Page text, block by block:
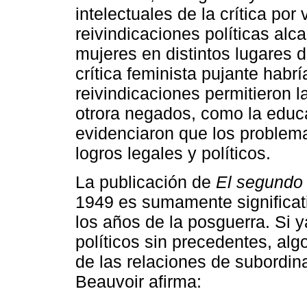
intelectuales de la crítica por
reivindicaciones políticas
mujeres en distintos lugares
crítica feminista pujante
reivindicaciones permitieron
otrora negados, como la
evidenciaron que los
logros legales y políticos.
La publicación de El
1949 es sumamente
los años de la posguerra. Si
políticos sin precedentes,
de las relaciones de
Beauvoir afirma: